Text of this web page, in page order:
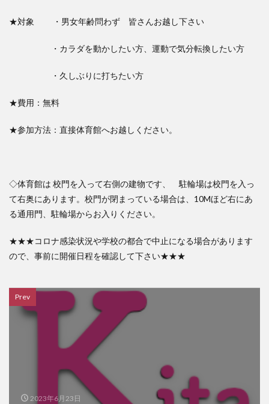
★対象 ・男女年齢問わず 皆さんお越し下さい
・カラダを動かしたい方、運動で気分転換したい方
・久しぶりに打ちたい方
★費用：無料
★参加方法：直接体育館へお越しください。
◇体育館は 校門を入って右側の建物です、 駐輪場は校門を入っ
て右奥にあります。校門が閉まっている場合は、10Mほど右にあ
る通用門、駐輪場からお入りください。
★★★コロナ感染状況や学校の都合で中止になる場合があります
ので、事前に開催日程を確認して下さい★★★
Prev
2023年6月23日